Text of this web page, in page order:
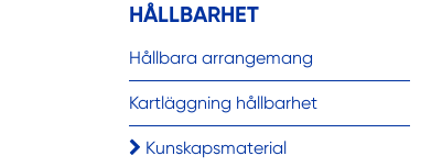
HÅLLBARHET
Hållbara arrangemang
Kartläggning hållbarhet
Kunskapsmaterial